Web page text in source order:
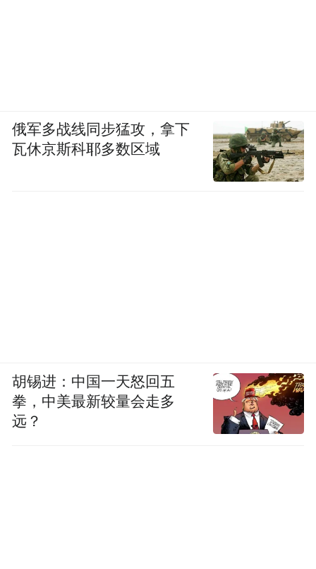
俄军多战线同步猛攻，拿下
瓦休京斯科耶多数区域
胡锡进：中国一天怒回五
拳，中美最新较量会走多
远？